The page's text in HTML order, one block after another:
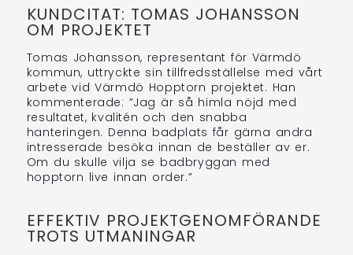
KUNDCITAT: TOMAS JOHANSSON
OM PROJEKTET
Tomas Johansson, representant för Värmdö
kommun, uttryckte sin tillfredsställelse med vårt
arbete vid Värmdö Hopptorn projektet. Han
kommenterade: ”Jag är så himla nöjd med
resultatet, kvalitén och den snabba
hanteringen. Denna badplats får gärna andra
intresserade besöka innan de beställer av er.
Om du skulle vilja se badbryggan med
hopptorn live innan order.”
EFFEKTIV PROJEKTGENOMFÖRANDE
TROTS UTMANINGAR